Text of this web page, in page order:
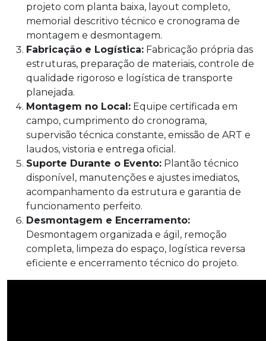
projeto com planta baixa, layout completo,
memorial descritivo técnico e cronograma de
montagem e desmontagem.
Fabricação e Logística: Fabricação própria das
estruturas, preparação de materiais, controle de
qualidade rigoroso e logística de transporte
planejada.
Montagem no Local: Equipe certificada em
campo, cumprimento do cronograma,
supervisão técnica constante, emissão de ART e
laudos, vistoria e entrega oficial.
Suporte Durante o Evento: Plantão técnico
disponível, manutenções e ajustes imediatos,
acompanhamento da estrutura e garantia de
funcionamento perfeito.
Desmontagem e Encerramento:
Desmontagem organizada e ágil, remoção
completa, limpeza do espaço, logística reversa
eficiente e encerramento técnico do projeto.